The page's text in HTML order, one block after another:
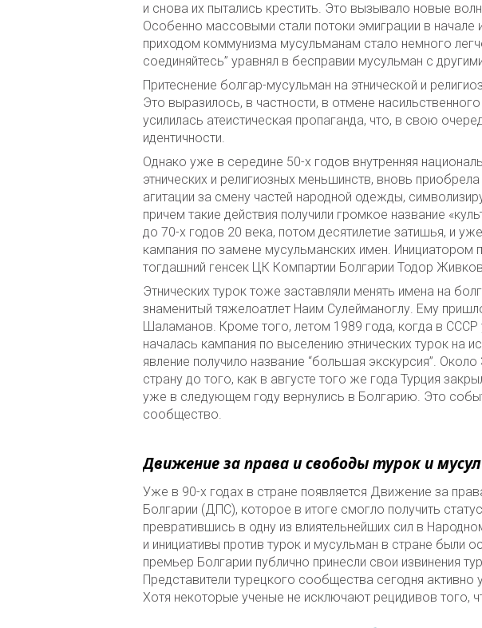
и снова их пытались крестить. Это вызывало новые
Особенно массовыми стали потоки эмиграции в
приходом коммунизма мусульманам стало немного
соединяйтесь” уравнял в бесправии мусульман с
Притеснение болгар-мусульман на этнической и
Это выразилось, в частности, в отмене
усилилась атеистическая пропаганда, что, в свою
идентичности.
Однако уже в середине 50-х годов внутренняя
этнических и религиозных меньшинств, вновь
агитации за смену частей народной одежды,
причем такие действия получили громкое название
до 70-х годов 20 века, потом десятилетие затишья, и
кампания по замене мусульманских имен. Инициатором
тогдашний генсек ЦК Компартии Болгарии Тодор
Этнических турок тоже заставляли менять имена на
знаменитый тяжелоатлет Наим Сулейманоглу. Ему
Шаламанов. Кроме того, летом 1989 года, когда в
началась кампания по выселению этнических турок на
явление получило название “большая экскурсия”.
страну до того, как в августе того же года Турция
уже в следующем году вернулись в Болгарию. Это
сообщество.
Движение за права и свободы турок и
Уже в 90-х годах в стране появляется Движение за
Болгарии (ДПС), которое в итоге смогло получить
превратившись в одну из влиятельнейших сил в
и инициативы против турок и мусульман в стране были
премьер Болгарии публично принесли свои извинения
Представители турецкого сообщества сегодня активно
Хотя некоторые ученые не исключают рецидивов того,